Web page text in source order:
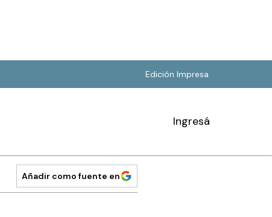
Edición Impresa
Ingresá
Añadir como fuente en